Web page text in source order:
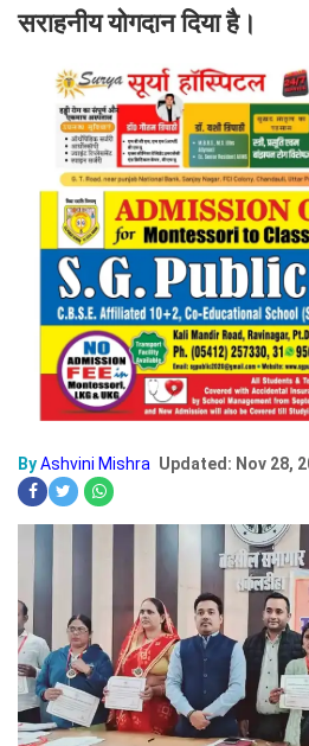
सराहनीय योगदान दिया है।
ByAshvini Mishra Updated: Nov 28,